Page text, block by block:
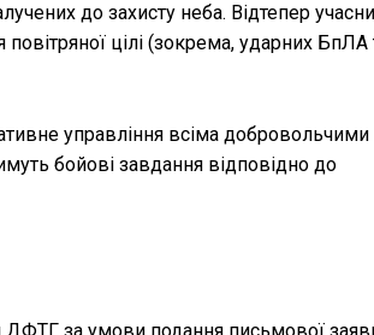
до захисту неба. Відтепер
цілі (зокрема, ударних БпЛА
управління всіма
бойові завдання відповідно до